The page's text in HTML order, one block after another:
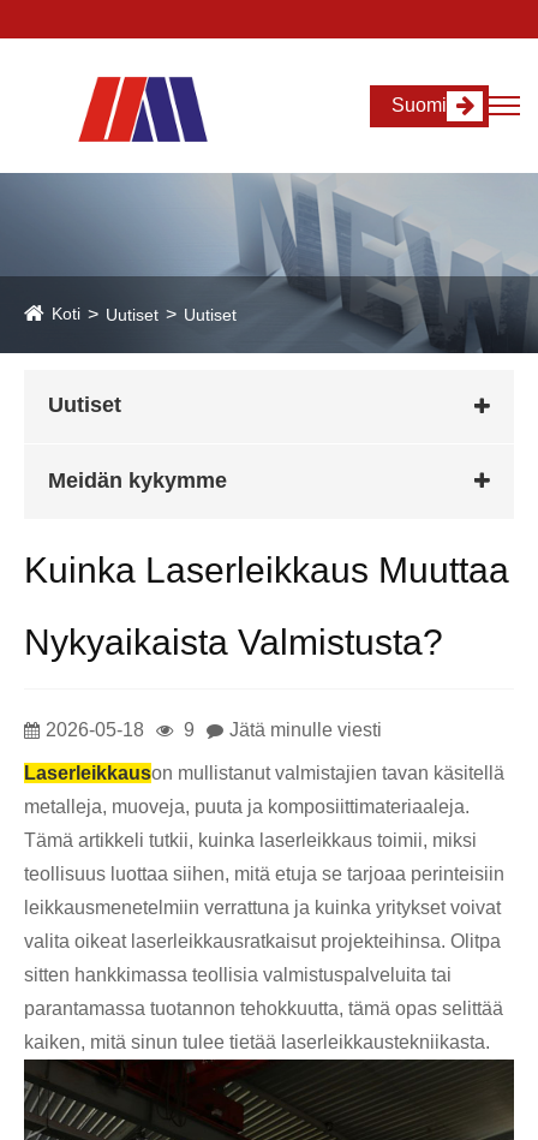
Suomi
Koti Uutiset Uutiset
Uutiset
Meidän kykymme
Kuinka Laserleikkaus Muuttaa
Nykyaikaista Valmistusta?
2026-05-18 9 Jätä minulle viesti
Laserleikkauson mullistanut valmistajien tavan käsitellä
metalleja, muoveja, puuta ja komposiittimateriaaleja.
Tämä artikkeli tutkii, kuinka laserleikkaus toimii, miksi
teollisuus luottaa siihen, mitä etuja se tarjoaa perinteisiin
leikkausmenetelmiin verrattuna ja kuinka yritykset voivat
valita oikeat laserleikkausratkaisut projekteihinsa. Olitpa
sitten hankkimassa teollisia valmistuspalveluita tai
parantamassa tuotannon tehokkuutta, tämä opas selittää
kaiken, mitä sinun tulee tietää laserleikkaustekniikasta.